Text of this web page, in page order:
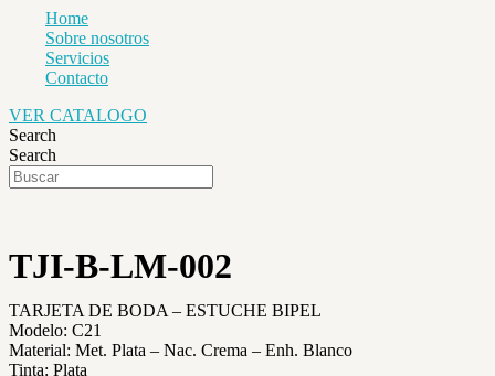
Home
Sobre nosotros
Servicios
Contacto
VER CATALOGO
Search
Search
TJI-B-LM-002
TARJETA DE BODA – ESTUCHE BIPEL
Modelo: C21
Material: Met. Plata – Nac. Crema – Enh. Blanco
Tinta: Plata